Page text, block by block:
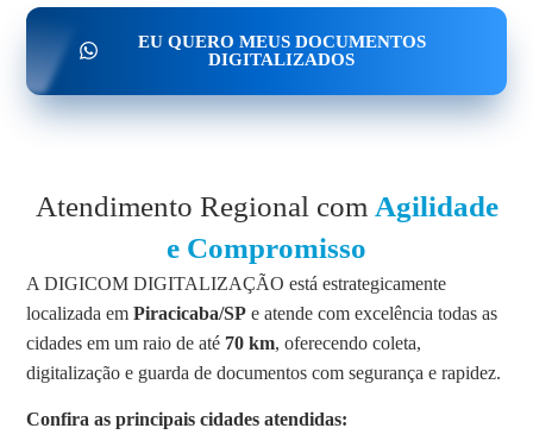
EU QUERO MEUS DOCUMENTOS
DIGITALIZADOS
Atendimento Regional com Agilidade
e Compromisso
A DIGICOM DIGITALIZAÇÃO está estrategicamente
localizada emPiracicaba/SP e atende com excelência todas as
cidades em um raio de até 70 km, oferecendo coleta,
digitalização e guarda de documentos com segurança e rapidez.
Confira as principais cidades atendidas: